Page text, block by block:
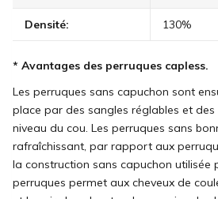
Densité: 130%
* Avantages des perruques capless.
Les perruques sans capuchon sont
place par des sangles réglables et des
niveau du cou. Les perruques sans
rafraîchissant, par rapport aux
la construction sans capuchon utilisée
perruques permet aux cheveux de